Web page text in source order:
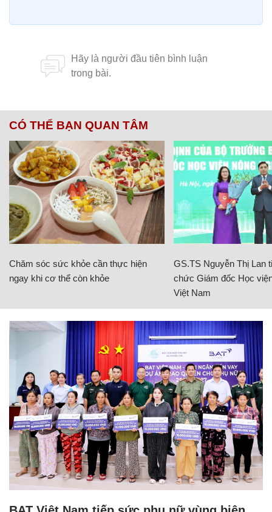
CÓ THỂ BẠN QUAN TÂM
Chăm sóc sức khỏe cần thực hiện
ngay khi cơ thể còn khỏe
GS.TS Nguyễn Thị Lan
chức Giám đốc Học
Việt Nam